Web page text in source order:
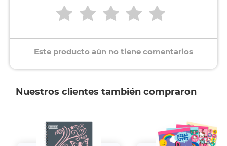
Este producto aún no tiene comentarios
Nuestros clientes también compraron